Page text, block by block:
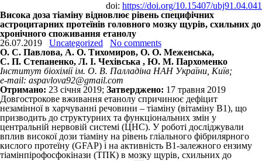
doi: https://doi.org/10.15407/ubj91.04.041
Висока доза тіаміну відновлює рівень специфічних
астроцитарних протеїнів головного мозку щурів, схильних до
хронічного споживання етанолу
26.07.2019
Uncategorized
No comments
О. С. Павлова, А. О. Тихомиров, О. О. Меженська,
С. П. Степаненко, Л. І. Чехівська , Ю. М. Пархоменко
Інститут біохімії ім. О. В. Палладіна НАН України, Київ;
e-mail: aspavlova92@gmail.com
Отримано: 23 січня 2019; Затверджено: 17 травня 2019
Довгострокове вживання етанолу спричинює дефіцит
незамінної в харчуванні речовини – тіаміну (вітаміну В1), що
призводить до структурних та функціональних змін у
центральній нервовій системі (ЦНС). У роботі досліджували
вплив високої дози тіаміну на рівень гліального фібрилярного
кислого протеїну (GFAP) і на активність В1-залежного ензиму
тіамінпірофосфокінази (ТПК) в мозку щурів, схильних до